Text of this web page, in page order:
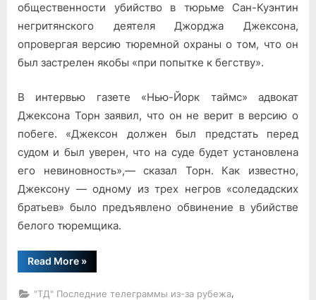
общественности убийство в тюрьме Сан-Куэнтин
негритянского деятеля Джорджа Джексона,
опровергая версию тюремной охраны о том, что он
был застрелен якобы «при по­пытке к бегству».
В интервью газете «Нью-Йорк таймс» адвокат
Джексона Торн за­явил, что он не верит в версию о
побеге. «Джексон должен был пред­стать перед
судом и был уверен, что на суде будет установлена
его невиновность»,— сказал Торн. Как известно,
Джексону — одному из трех негров «соледадских
братьев» было предъявлено обвинение в убийстве
белого тюремщика.
Read More“Преднамеренное
убийство”
»
"ТД" Последние телеграммы из-за рубежа,